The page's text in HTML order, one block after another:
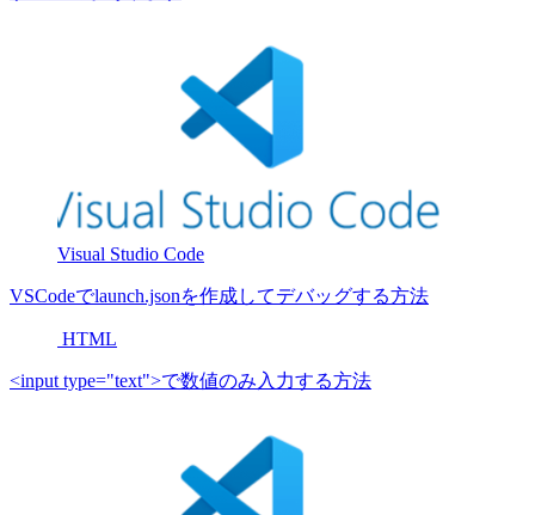
Visual Studio Code
VSCodeでlaunch.jsonを作成してデバッグする方法
HTML
<input type="text">で数値のみ入力する方法